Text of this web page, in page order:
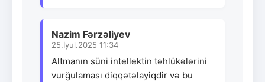
Nazim Fərzəliyev
25.İyul.2025 11:34
Altmanın süni intellektin təhlükələrini
vurğulaması diqqətəlayiqdir və bu